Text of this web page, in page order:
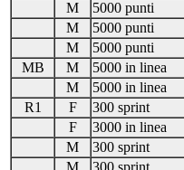
M
5000 punti
M
5000 punti
M
5000 punti
MB
M 5000 in linea
M
5000 in linea
R1
F 300 sprint
F
3000 in linea
M
300 sprint
M
300 sprint